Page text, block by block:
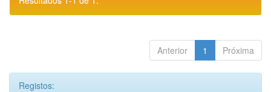
Anterior 1 Próxima
Registos: